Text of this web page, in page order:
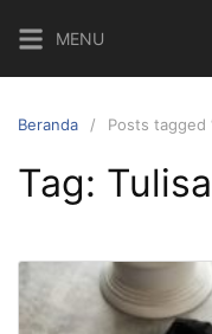
ke
konten
MENU
Beranda Posts tagged
Tag: